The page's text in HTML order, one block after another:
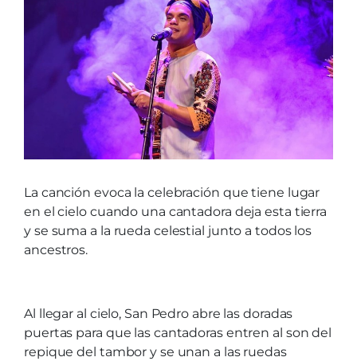
La canción evoca la celebración que tiene lugar
en el cielo cuando una cantadora deja esta tierra
y se suma a la rueda celestial junto a todos los
ancestros.
Al llegar al cielo, San Pedro abre las doradas
puertas para que las cantadoras entren al son del
repique del tambor y se unan a las ruedas